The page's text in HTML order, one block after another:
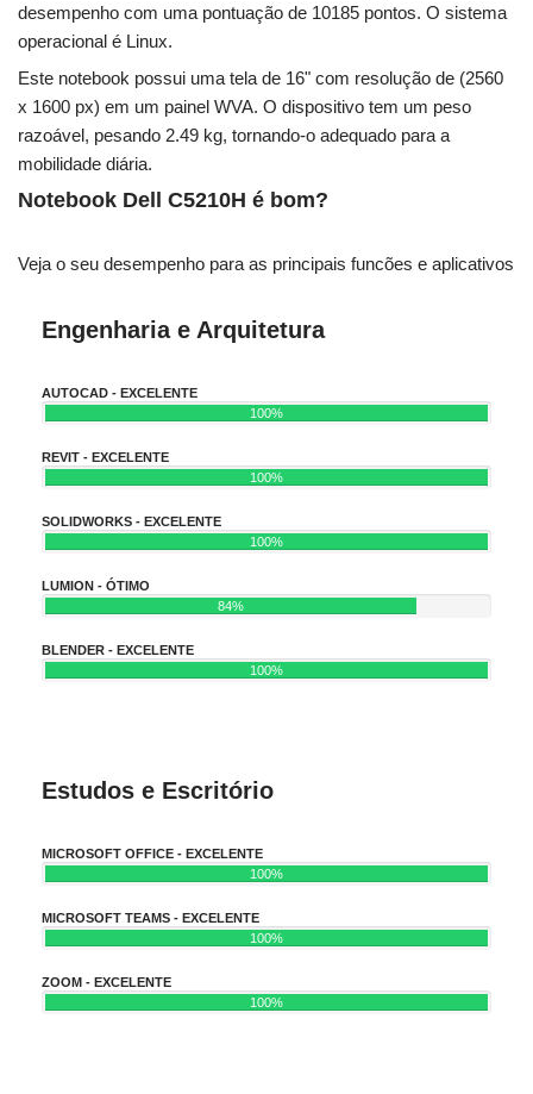
desempenho com uma pontuação de 10185 pontos. O sistema
operacional é Linux.
Este notebook possui uma tela de 16" com resolução de (2560
x 1600 px) em um painel WVA. O dispositivo tem um peso
razoável, pesando 2.49 kg, tornando-o adequado para a
mobilidade diária.
Notebook Dell C5210H é bom?
Veja o seu desempenho para as principais funcões e aplicativos
Engenharia e Arquitetura
AUTOCAD - EXCELENTE
100%
REVIT - EXCELENTE
100%
SOLIDWORKS - EXCELENTE
100%
LUMION - ÓTIMO
84%
BLENDER - EXCELENTE
100%
Estudos e Escritório
MICROSOFT OFFICE - EXCELENTE
100%
MICROSOFT TEAMS - EXCELENTE
100%
ZOOM - EXCELENTE
100%